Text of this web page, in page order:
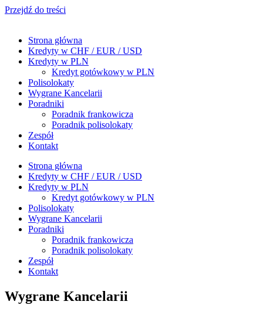
Przejdź do treści
Strona główna
Kredyty w CHF / EUR / USD
Kredyty w PLN
Kredyt gotówkowy w PLN
Polisolokaty
Wygrane Kancelarii
Poradniki
Poradnik frankowicza
Poradnik polisolokaty
Zespół
Kontakt
Strona główna
Kredyty w CHF / EUR / USD
Kredyty w PLN
Kredyt gotówkowy w PLN
Polisolokaty
Wygrane Kancelarii
Poradniki
Poradnik frankowicza
Poradnik polisolokaty
Zespół
Kontakt
Wygrane Kancelarii